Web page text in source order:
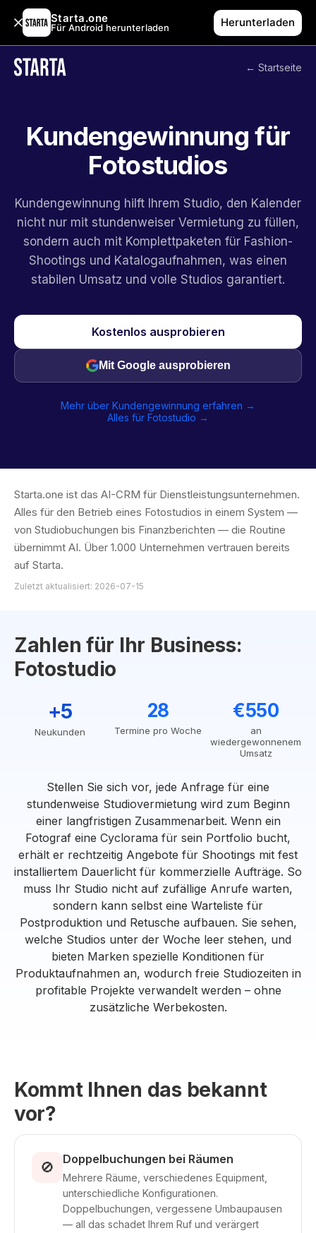
Starta.one
Für Android herunterladen Herunterladen
← Startseite
Kundengewinnung für
Fotostudios
Kundengewinnung hilft Ihrem Studio, den Kalender
nicht nur mit stundenweiser Vermietung zu füllen,
sondern auch mit Komplettpaketen für Fashion-
Shootings und Katalogaufnahmen, was einen
stabilen Umsatz und volle Studios garantiert.
Kostenlos ausprobieren
Mit Google ausprobieren
Mehr über Kundengewinnung erfahren →
Alles für Fotostudio →
Starta.one ist das AI-CRM für Dienstleistungsunternehmen.
Alles für den Betrieb eines Fotostudios in einem System —
von Studiobuchungen bis Finanzberichten — die Routine
übernimmt AI. Über 1.000 Unternehmen vertrauen bereits
auf Starta.
Zuletzt aktualisiert: 2026-07-15
Zahlen für Ihr Business:
Fotostudio
+5
Neukunden
28
Termine pro Woche
€550
an
wiedergewonnenem
Umsatz
Stellen Sie sich vor, jede Anfrage für eine
stundenweise Studiovermietung wird zum Beginn
einer langfristigen Zusammenarbeit. Wenn ein
Fotograf eine Cyclorama für sein Portfolio bucht,
erhält er rechtzeitig Angebote für Shootings mit fest
installiertem Dauerlicht für kommerzielle Aufträge. So
muss Ihr Studio nicht auf zufällige Anrufe warten,
sondern kann selbst eine Warteliste für
Postproduktion und Retusche aufbauen. Sie sehen,
welche Studios unter der Woche leer stehen, und
bieten Marken spezielle Konditionen für
Produktaufnahmen an, wodurch freie Studiozeiten in
profitable Projekte verwandelt werden – ohne
zusätzliche Werbekosten.
Kommt Ihnen das bekannt
vor?
🚫 Doppelbuchungen bei Räumen
Mehrere Räume, verschiedenes Equipment,
unterschiedliche Konfigurationen.
Doppelbuchungen, vergessene Umbaupausen
— all das schadet Ihrem Ruf und verärgert